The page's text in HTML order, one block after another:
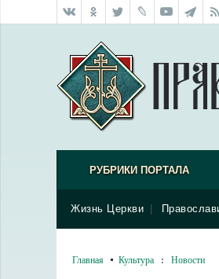
РУБРИКИ ПОРТАЛА
Жизнь Церкви
Главная Культура : Новости